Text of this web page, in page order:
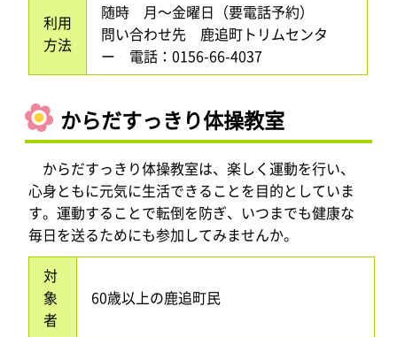
利用
方法
随時 月～金曜日（要電話予約）
問い合わせ先 鹿追町トリムセンタ
ー 電話：0156-66-4037
からだすっきり体操教室
からだすっきり体操教室は、楽しく運動を行い、
心身ともに元気に生活できることを目的としていま
す。運動することで転倒を防ぎ、いつまでも健康な
毎日を送るためにも参加してみませんか。
対
象
者
60歳以上の鹿追町民